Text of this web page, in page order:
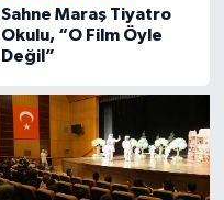
Sahne Maraş Tiyatro
Okulu, “O Film Öyle
Değil”